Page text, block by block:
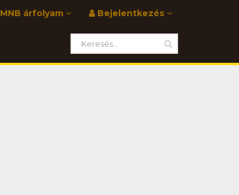
Bejelentkezés
MNB árfolyam